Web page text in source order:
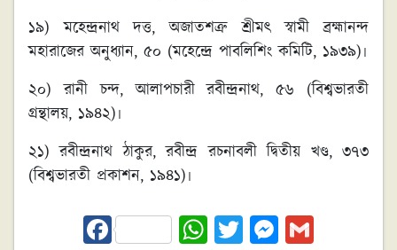
১৯) মহেন্দ্রনাথ দত্ত, অজাতশত্রু শ্রীমৎ স্বামী ব্রহ্মানন্দ
মহারাজের অনুধ্যান, ৫০ (মহেন্দ্রে পাবলিশিং কমিটি, ১৯৩৯)৷
২০) রানী চন্দ, আলাপচারী রবীন্দ্রনাথ, ৫৬ (বিশ্বভারতী
গ্রন্থালয়, ১৯৪২)৷
২১) রবীন্দ্রনাথ ঠাকুর, রবীন্দ্র রচনাবলী দ্বিতীয় খণ্ড, ৩৭৩
(বিশ্বভারতী প্রকাশন, ১৯৪১)৷
Fa W T M